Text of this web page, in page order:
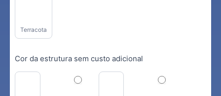
Terracota
Cor da estrutura sem custo adicional